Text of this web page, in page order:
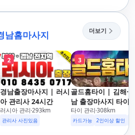
남홈마사지 더보기
2
경남출장마사지 | 러시
아 관리사 24시간
러시아 관리 293km
관리사 사진있음
3
골드홈타이 | 김해·경
남 출장마사지 타이·
로마·스웨디시
타이 관리 308km
카드가능 2인이상 할인